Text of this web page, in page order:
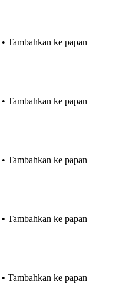
• Tambahkan ke papan
• Tambahkan ke papan
• Tambahkan ke papan
• Tambahkan ke papan
• Tambahkan ke papan